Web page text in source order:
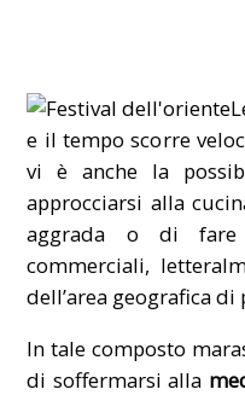
e il tempo scorre
vi è anche la
approcciarsi alla
aggrada o di fare
commerciali,
dell’area geografica di
In tale composto
di soffermarsi alla